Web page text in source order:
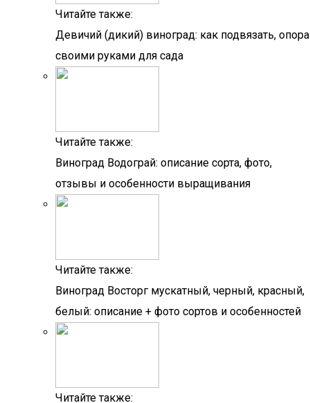
Читайте также:
Девичий (дикий) виноград: как подвязать, опора
своими руками для сада
Читайте также:
Виноград Водограй: описание сорта, фото,
отзывы и особенности выращивания
Читайте также:
Виноград Восторг мускатный, черный, красный,
белый: описание + фото сортов и особенностей
Читайте также: